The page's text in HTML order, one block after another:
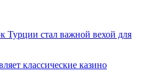
Турции стал важной вехой для
классические казино